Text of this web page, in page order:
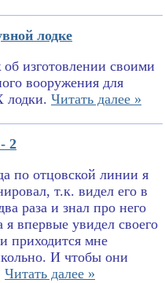
лодке
изготовлении своими
вооружения для
лодки. Читать далее »
2
по отцовской линии я
т.к. видел его в
раза и знал про него
впервые увидел своего
приходится мне
И чтобы они
Читать далее »